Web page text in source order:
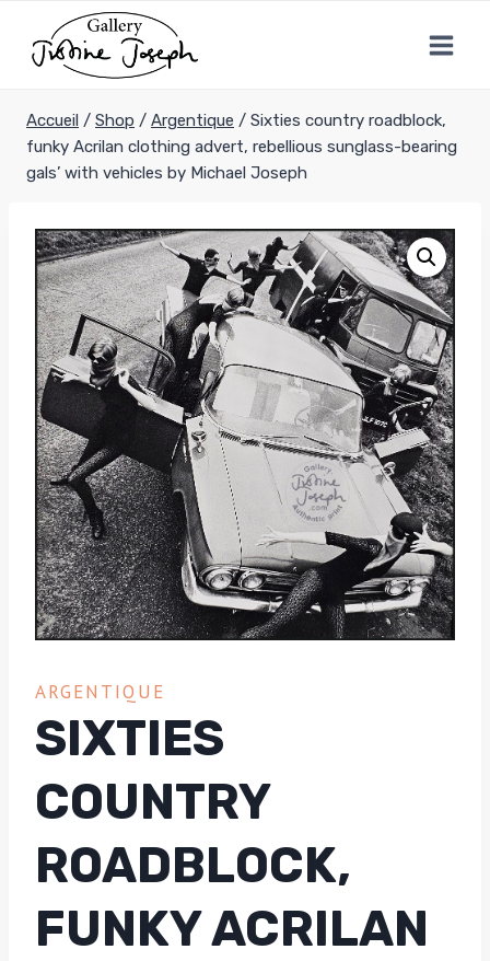
contenu
Accueil / Shop / Argentique / Sixties country roadblock,
funky Acrilan clothing advert, rebellious sunglass-bearing
gals’ with vehicles by Michael Joseph
ARGENTIQUE
SIXTIES
COUNTRY
ROADBLOCK,
FUNKY ACRILAN